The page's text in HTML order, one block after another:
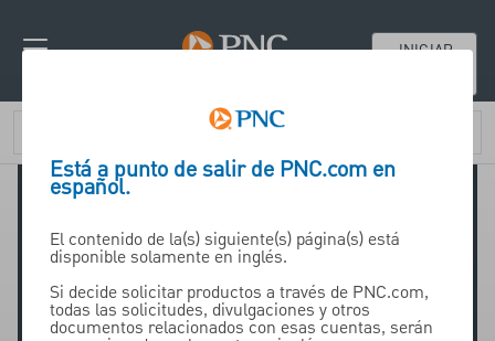
INICIAR
Jenny Xu
Está a punto de salir de PNC.com en
español.
El contenido de la(s) siguiente(s) página(s) está
disponible solamente en inglés.
Si decide solicitar productos a través de PNC.com,
todas las solicitudes, divulgaciones y otros
documentos relacionados con esas cuentas, serán